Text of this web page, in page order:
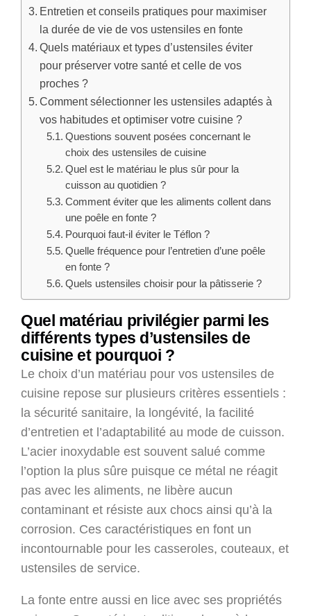
Entretien et conseils pratiques pour maximiser
la durée de vie de vos ustensiles en fonte
Quels matériaux et types d’ustensiles éviter
pour préserver votre santé et celle de vos
proches ?
Comment sélectionner les ustensiles adaptés à
vos habitudes et optimiser votre cuisine ?
Questions souvent posées concernant le
choix des ustensiles de cuisine
Quel est le matériau le plus sûr pour la
cuisson au quotidien ?
Comment éviter que les aliments collent dans
une poêle en fonte ?
Pourquoi faut-il éviter le Téflon ?
Quelle fréquence pour l’entretien d’une poêle
en fonte ?
Quels ustensiles choisir pour la pâtisserie ?
Quel matériau privilégier parmi les
différents types d’ustensiles de
cuisine et pourquoi ?
Le choix d’un matériau pour vos ustensiles de
cuisine repose sur plusieurs critères essentiels :
la sécurité sanitaire, la longévité, la facilité
d’entretien et l’adaptabilité au mode de cuisson.
L’acier inoxydable est souvent salué comme
l’option la plus sûre puisque ce métal ne réagit
pas avec les aliments, ne libère aucun
contaminant et résiste aux chocs ainsi qu’à la
corrosion. Ces caractéristiques en font un
incontournable pour les casseroles, couteaux, et
ustensiles de service.
La fonte entre aussi en lice avec ses propriétés